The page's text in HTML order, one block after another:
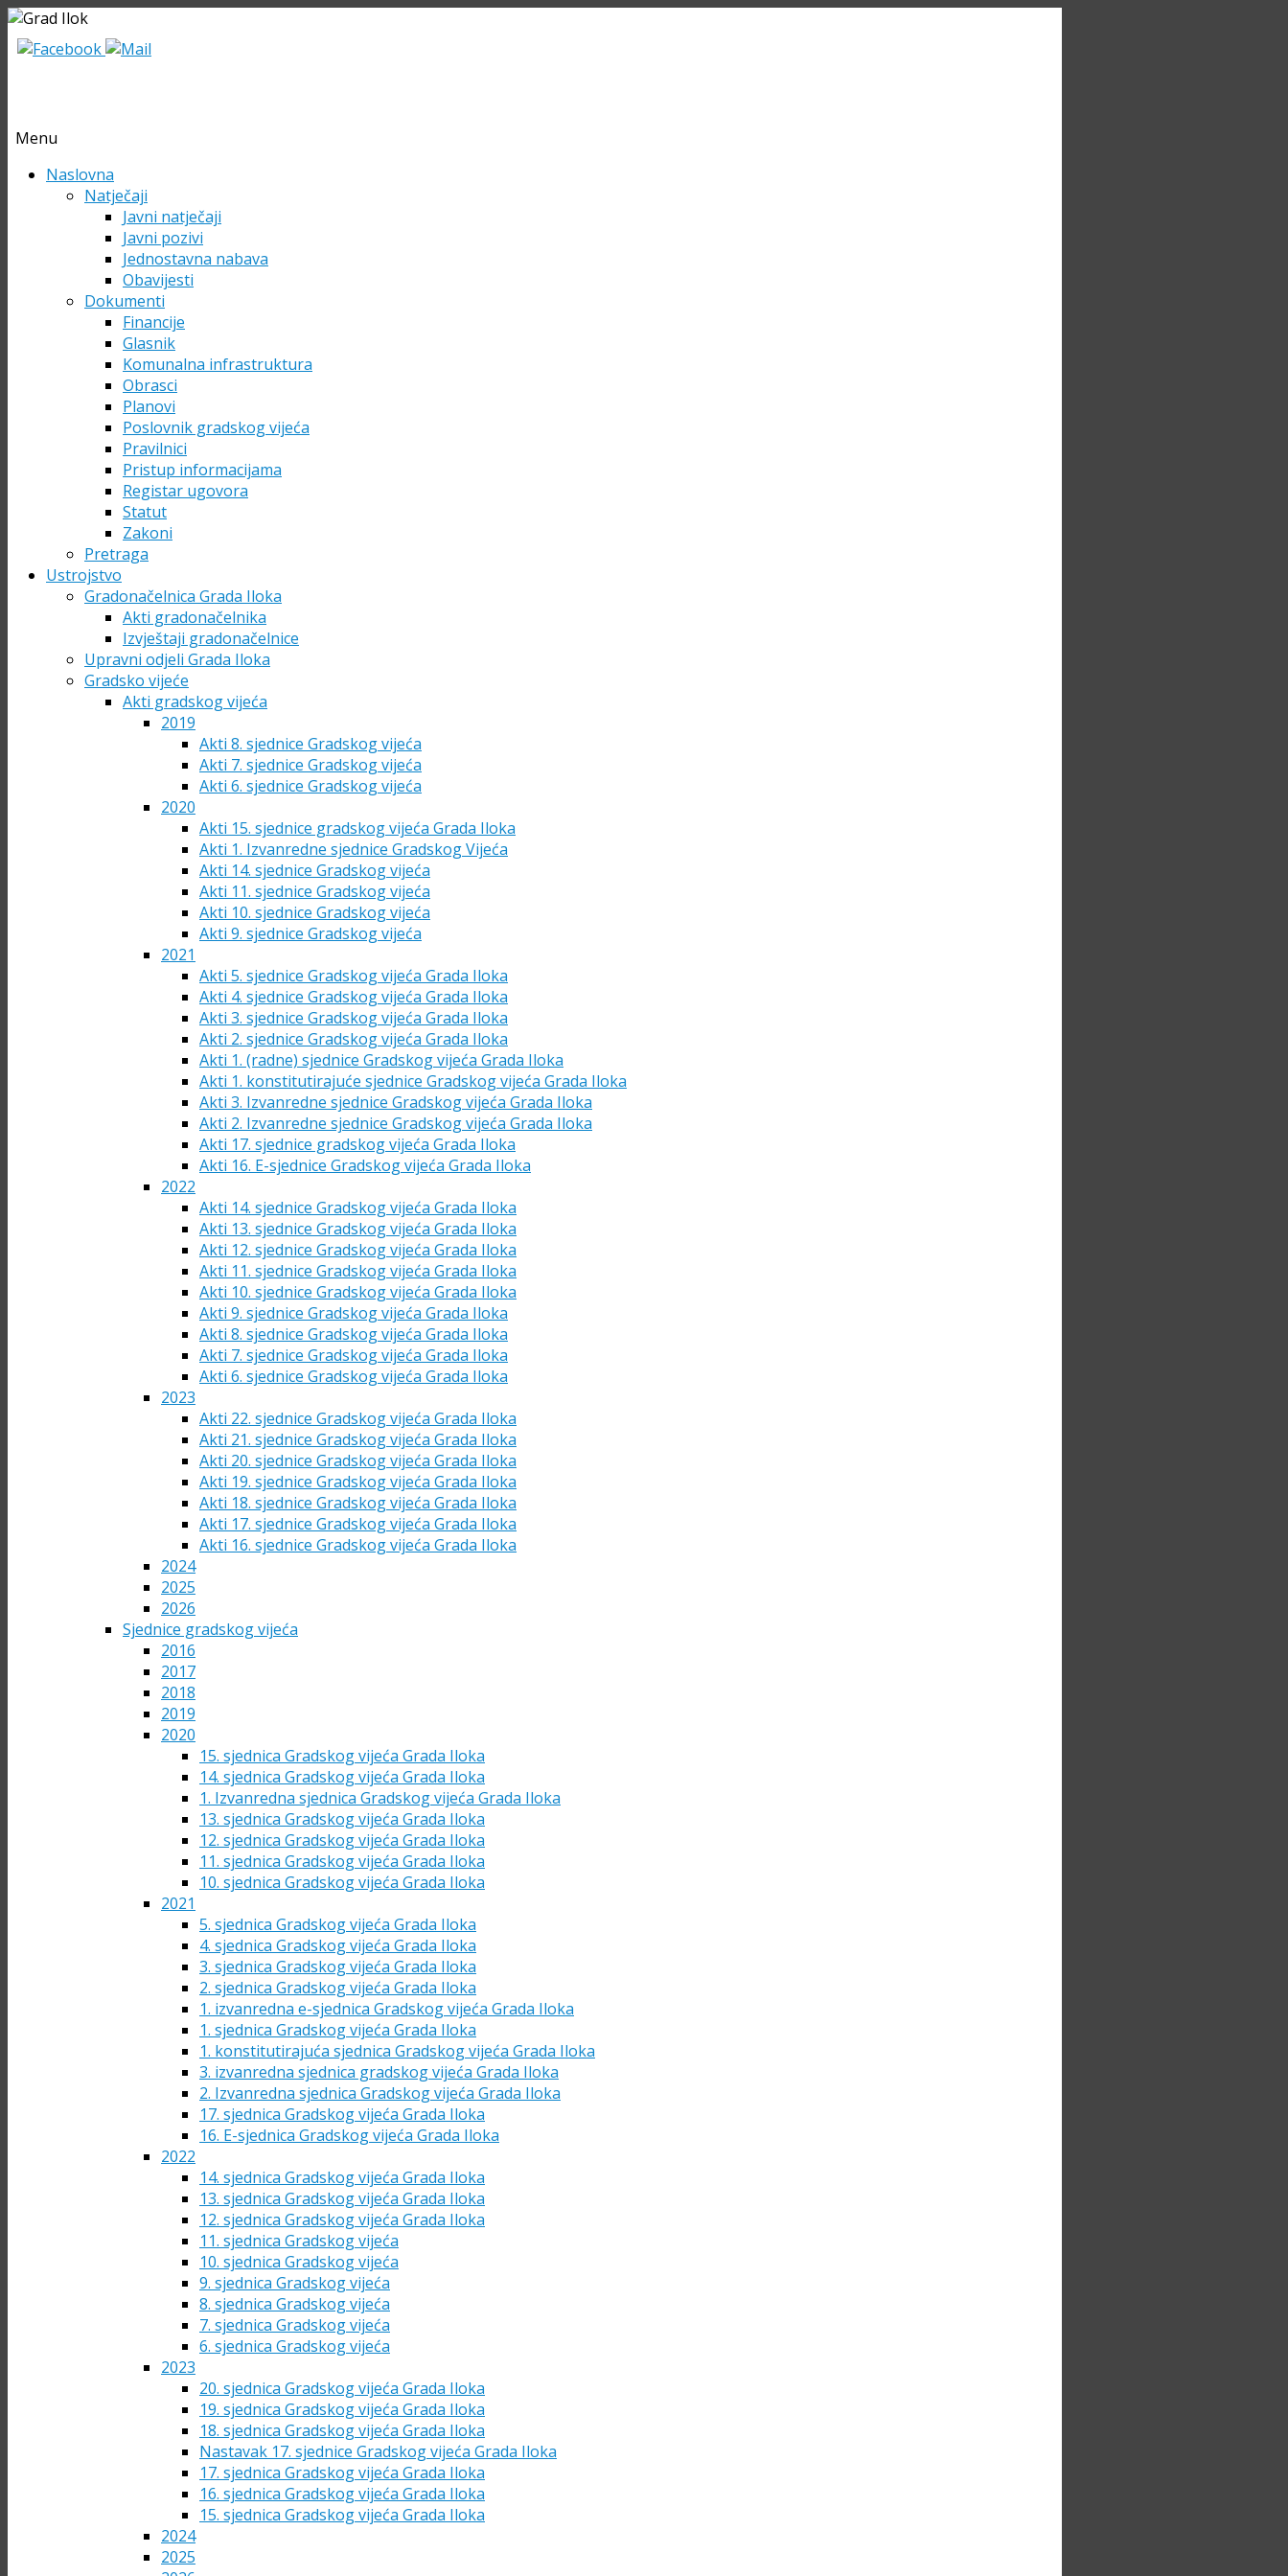
Menu
Skip Naslovna
Natječaji
Javni natječaji
Javni pozivi
Jednostavna nabava
Obavijesti
Dokumenti
Financije
Glasnik
Komunalna infrastruktura
Obrasci
Planovi
Poslovnik gradskog vijeća
Pravilnici
Pristup informacijama
Registar ugovora
Statut
Zakoni
Pretraga
Ustrojstvo
Gradonačelnica Grada Iloka
Akti gradonačelnika
Izvještaji gradonačelnice
Upravni odjeli Grada Iloka
Gradsko vijeće
Akti gradskog vijeća
2019
Akti 8. sjednice Gradskog vijeća
Akti 7. sjednice Gradskog vijeća
Akti 6. sjednice Gradskog vijeća
2020
Akti 15. sjednice gradskog vijeća Grada Iloka
Akti 1. Izvanredne sjednice Gradskog Vijeća
Akti 14. sjednice Gradskog vijeća
Akti 11. sjednice Gradskog vijeća
Akti 10. sjednice Gradskog vijeća
Akti 9. sjednice Gradskog vijeća
2021
Akti 5. sjednice Gradskog vijeća Grada Iloka
Akti 4. sjednice Gradskog vijeća Grada Iloka
Akti 3. sjednice Gradskog vijeća Grada Iloka
Akti 2. sjednice Gradskog vijeća Grada Iloka
Akti 1. (radne) sjednice Gradskog vijeća Grada Iloka
Akti 1. konstitutirajuće sjednice Gradskog vijeća Grada Iloka
Akti 3. Izvanredne sjednice Gradskog vijeća Grada Iloka
Akti 2. Izvanredne sjednice Gradskog vijeća Grada Iloka
Akti 17. sjednice gradskog vijeća Grada Iloka
Akti 16. E-sjednice Gradskog vijeća Grada Iloka
2022
Akti 14. sjednice Gradskog vijeća Grada Iloka
Akti 13. sjednice Gradskog vijeća Grada Iloka
Akti 12. sjednice Gradskog vijeća Grada Iloka
Akti 11. sjednice Gradskog vijeća Grada Iloka
Akti 10. sjednice Gradskog vijeća Grada Iloka
Akti 9. sjednice Gradskog vijeća Grada Iloka
Akti 8. sjednice Gradskog vijeća Grada Iloka
Akti 7. sjednice Gradskog vijeća Grada Iloka
Akti 6. sjednice Gradskog vijeća Grada Iloka
2023
Akti 22. sjednice Gradskog vijeća Grada Iloka
Akti 21. sjednice Gradskog vijeća Grada Iloka
Akti 20. sjednice Gradskog vijeća Grada Iloka
Akti 19. sjednice Gradskog vijeća Grada Iloka
Akti 18. sjednice Gradskog vijeća Grada Iloka
Akti 17. sjednice Gradskog vijeća Grada Iloka
Akti 16. sjednice Gradskog vijeća Grada Iloka
2024
2025
2026
Sjednice gradskog vijeća
2016
2017
2018
2019
2020
15. sjednica Gradskog vijeća Grada Iloka
14. sjednica Gradskog vijeća Grada Iloka
1. Izvanredna sjednica Gradskog vijeća Grada Iloka
13. sjednica Gradskog vijeća Grada Iloka
12. sjednica Gradskog vijeća Grada Iloka
11. sjednica Gradskog vijeća Grada Iloka
10. sjednica Gradskog vijeća Grada Iloka
2021
5. sjednica Gradskog vijeća Grada Iloka
4. sjednica Gradskog vijeća Grada Iloka
3. sjednica Gradskog vijeća Grada Iloka
2. sjednica Gradskog vijeća Grada Iloka
1. izvanredna e-sjednica Gradskog vijeća Grada Iloka
1. sjednica Gradskog vijeća Grada Iloka
1. konstitutirajuća sjednica Gradskog vijeća Grada Iloka
3. izvanredna sjednica gradskog vijeća Grada Iloka
2. Izvanredna sjednica Gradskog vijeća Grada Iloka
17. sjednica Gradskog vijeća Grada Iloka
16. E-sjednica Gradskog vijeća Grada Iloka
2022
14. sjednica Gradskog vijeća Grada Iloka
13. sjednica Gradskog vijeća Grada Iloka
12. sjednica Gradskog vijeća Grada Iloka
11. sjednica Gradskog vijeća
10. sjednica Gradskog vijeća
9. sjednica Gradskog vijeća
8. sjednica Gradskog vijeća
7. sjednica Gradskog vijeća
6. sjednica Gradskog vijeća
2023
20. sjednica Gradskog vijeća Grada Iloka
19. sjednica Gradskog vijeća Grada Iloka
18. sjednica Gradskog vijeća Grada Iloka
Nastavak 17. sjednice Gradskog vijeća Grada Iloka
17. sjednica Gradskog vijeća Grada Iloka
16. sjednica Gradskog vijeća Grada Iloka
15. sjednica Gradskog vijeća Grada Iloka
2024
2025